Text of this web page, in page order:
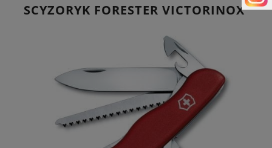
SCYZORYK FORESTER VICTORINOX